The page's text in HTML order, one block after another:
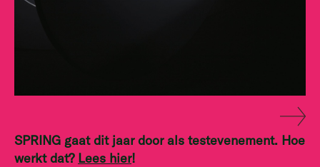
SPRING gaat dit jaar door als testevenement. Hoe
werkt dat? Lees hier!